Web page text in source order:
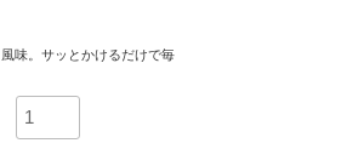
味。サッとかけるだけで毎